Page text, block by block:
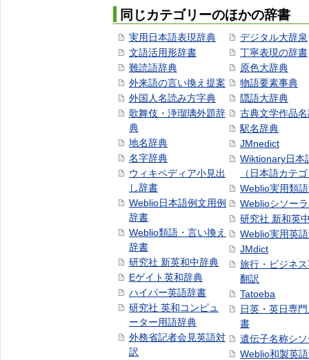
同じカテゴリーのほかの辞書
実用日本語表現辞典
文語活用形辞書
難読語辞典
外来語の言い換え提案
外国人名読み方字典
歌舞伎・浄瑠璃外題辞
典
地名辞典
名字辞典
ウィキペディア小見出
し辞書
Weblio日本語例文用例
辞書
Weblio類語・言い換え
辞書
研究社 新英和中辞典
Eゲイト英和辞典
ハイパー英語辞書
研究社 英和コンピュ
ーター用語辞典
外務省記者会見英語対
訳
デジタル大辞泉
丁寧表現の辞書
原色大辞典
物語要素事典
隠語大辞典
古典文学作品
駅名辞典
JMnedict
Wiktionary日本
（日本語カテ
Weblio実用類
Weblioシソー
研究社 新和英
Weblio実用英
JMdict
旅行・ビジネ
翻訳
Tatoeba
日英・英日専
書
遺伝子名称シ
Weblio和製英